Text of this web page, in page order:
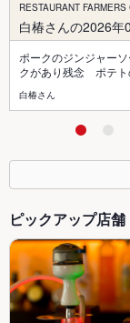
RESTAURANT
白椿さんの2026年
ポークのジンジャー
クがあり残念 ポテ
白椿さん
ピックアップ店舗